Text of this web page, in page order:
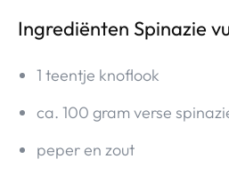
Ingrediënten Spinazie
1 teentje knoflook
ca. 100 gram verse
peper en zout